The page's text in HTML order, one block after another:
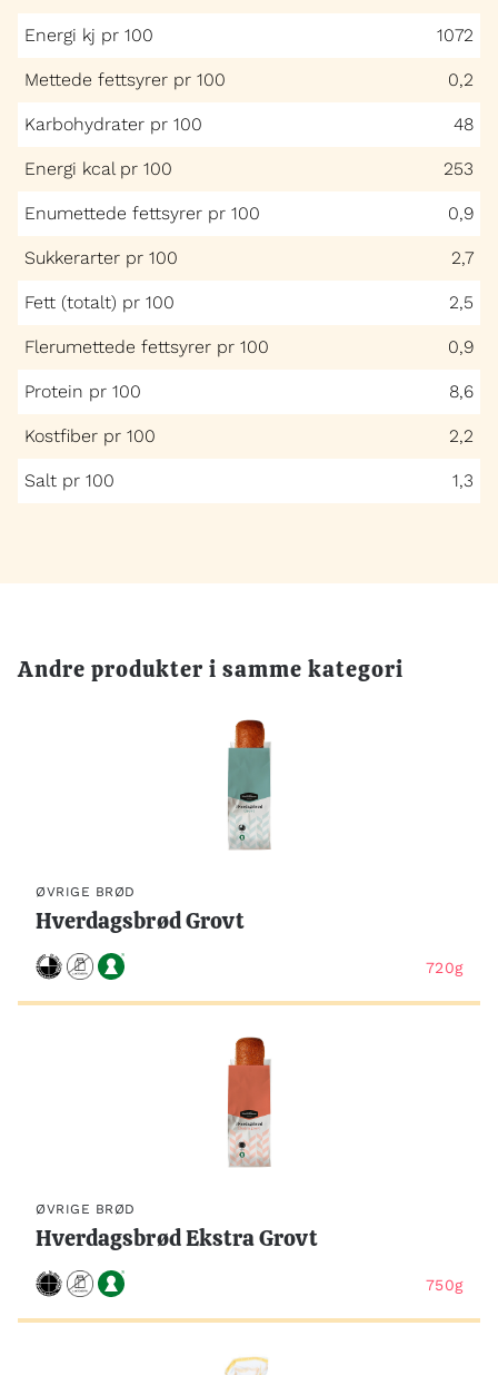
Energi kj pr 100 1072
Mettede fettsyrer pr 100 0,2
Karbohydrater pr 100 48
Energi kcal pr 100 253
Enumettede fettsyrer pr 100 0,9
Sukkerarter pr 100 2,7
Fett (totalt) pr 100 2,5
Flerumettede fettsyrer pr 100 0,9
Protein pr 100 8,6
Kostfiber pr 100 2,2
Salt pr 100 1,3
Andre produkter i samme kategori
ØVRIGE BRØD
Hverdagsbrød Grovt
720g
ØVRIGE BRØD
Hverdagsbrød Ekstra Grovt
750g